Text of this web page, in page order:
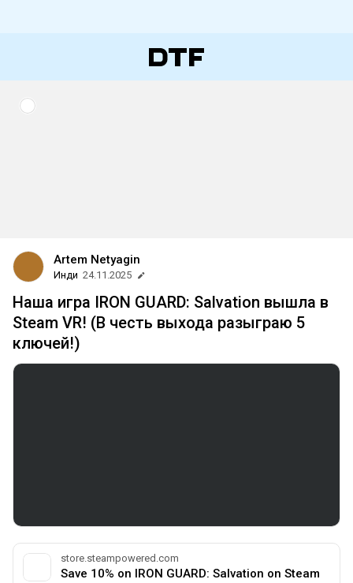
Artem Netyagin
Инди 24.11.2025
Наша игра IRON GUARD: Salvation вышла в
Steam VR! (В честь выхода разыграю 5
ключей!)
store.steampowered.com
Save 10% on IRON GUARD: Salvation on Steam